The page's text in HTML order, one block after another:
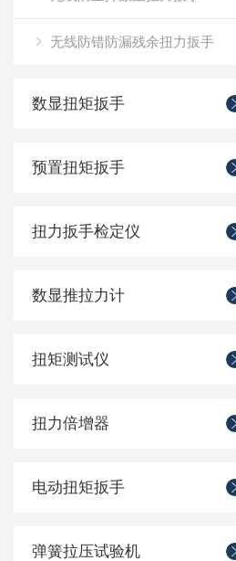
无线防错防漏残余扭力扳手
数显扭矩扳手
预置扭矩扳手
扭力扳手检定仪
数显推拉力计
扭矩测试仪
扭力倍增器
电动扭矩扳手
弹簧拉压试验机